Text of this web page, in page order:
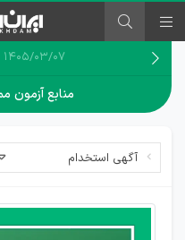
۱۴۰۵/۰۳/۰۷
منابع
آگهی استخدام
دانلود